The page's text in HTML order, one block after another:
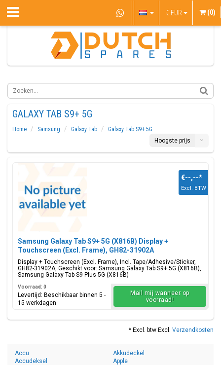
€ EUR (0)
GALAXY TAB S9+ 5G
Home Samsung Galaxy Tab
Galaxy Tab S9+ 5G
Hoogste prijs
Samsung Galaxy Tab S9+ 5G (X816B) Display +
Touchscreen (Excl. Frame), GH82-31902A
Display + Touchscreen (Excl. Frame), Incl. Tape/Adhesive/Sticker,
GH82-31902A, Geschikt voor: Samsung Galaxy Tab S9+ 5G (X816B),
Samsung Galaxy Tab S9 Plus 5G (X816B)
€--,--*
Excl. BTW
Voorraad: 0
Levertijd: Beschikbaar binnen 5 -
15 werkdagen
Mail mij wanneer op
voorraad!
* Excl. btw Excl. Verzendkosten
Accu
Accudeksel
Akkudeckel
Apple